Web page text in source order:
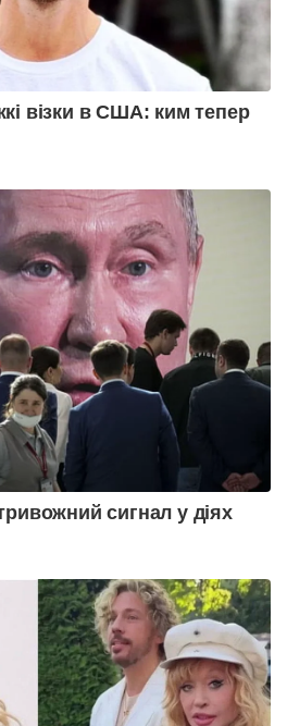
візки в США: ким тепер
сигнал у діях